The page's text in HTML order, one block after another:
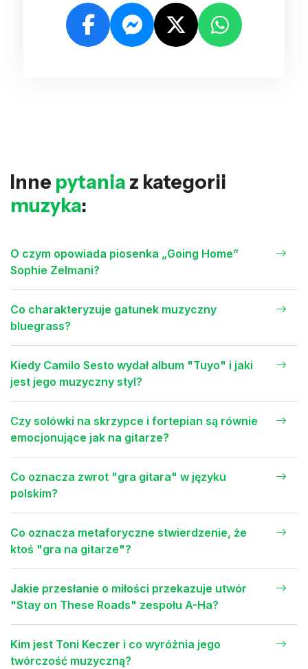
Inne pytania z kategorii
muzyka:
O czym opowiada piosenka „Going Home”
Sophie Zelmani?
Co charakteryzuje gatunek muzyczny
bluegrass?
Kiedy Camilo Sesto wydał album "Tuyo" i jaki
jest jego muzyczny styl?
Czy solówki na skrzypce i fortepian są równie
emocjonujące jak na gitarze?
Co oznacza zwrot "gra gitara" w języku
polskim?
Co oznacza metaforyczne stwierdzenie, że
ktoś "gra na gitarze"?
Jakie przesłanie o miłości przekazuje utwór
"Stay on These Roads" zespołu A-Ha?
Kim jest Toni Keczer i co wyróżnia jego
twórczość muzyczną?